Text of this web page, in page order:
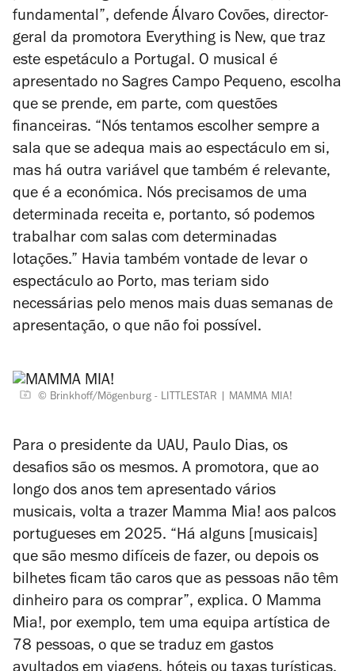
fundamental”, defende Álvaro Covões, director-
geral da promotora Everything is New, que traz
este espetáculo a Portugal. O musical é
apresentado no Sagres Campo Pequeno, escolha
que se prende, em parte, com questões
financeiras. “Nós tentamos escolher sempre a
sala que se adequa mais ao espectáculo em si,
mas há outra variável que também é relevante,
que é a económica. Nós precisamos de uma
determinada receita e, portanto, só podemos
trabalhar com salas com determinadas
lotações.” Havia também vontade de levar o
espectáculo ao Porto, mas teriam sido
necessárias pelo menos mais duas semanas de
apresentação, o que não foi possível.
© Brinkhoff/Mögenburg - LITTLESTAR MAMMA MIA!
Para o presidente da UAU, Paulo Dias, os
desafios são os mesmos. A promotora, que ao
longo dos anos tem apresentado vários
musicais, volta a trazer Mamma Mia! aos palcos
portugueses em 2025. “Há alguns [musicais]
que são mesmo difíceis de fazer, ou depois os
bilhetes ficam tão caros que as pessoas não têm
dinheiro para os comprar”, explica. O Mamma
Mia!, por exemplo, tem uma equipa artística de
78 pessoas, o que se traduz em gastos